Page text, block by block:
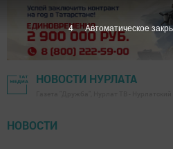
НОВОСТИ НУРЛАТА
НОВОСТИ
2 Автоматическое